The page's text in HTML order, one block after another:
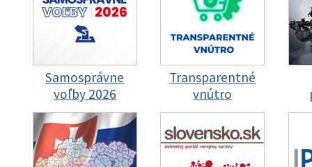
Samosprávne
voľby 2026
Transparentné
vnútro